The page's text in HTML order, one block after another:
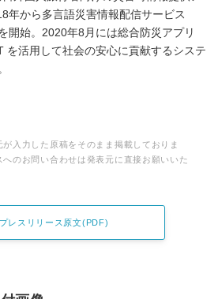
年から多言語災害情報配信サービス
開始。2020年8月には総合防災アプリ
を活用して社会の安心に貢献するシステ
入力した原稿をそのまま掲載しておりま
のお問い合わせは発表元に直接お願いいた
プレスリリース原文(PDF)